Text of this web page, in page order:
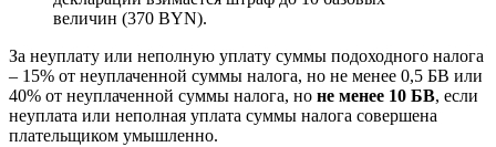
величин (370 BYN).
За неуплату или неполную уплату суммы подоходного налога
– 15% от неуплаченной суммы налога, но не менее 0,5 БВ или
40% от неуплаченной суммы налога, но не менее 10 БВ, если
неуплата или неполная уплата суммы налога совершена
плательщиком умышленно.